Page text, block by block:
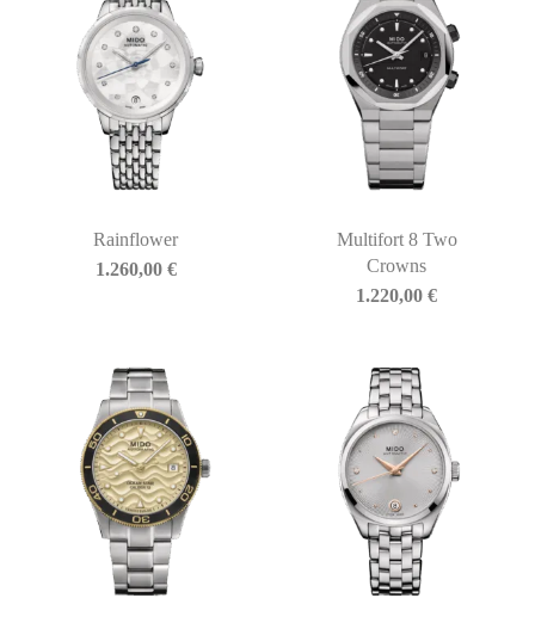
Rainflower
1.260,00 €
Multifort 8 Two
Crowns
1.220,00€